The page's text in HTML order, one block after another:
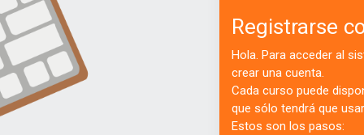
Registrarse
Hola. Para acceder al
crear una cuenta.
Cada curso puede
que sólo tendrá que
Estos son los pasos: